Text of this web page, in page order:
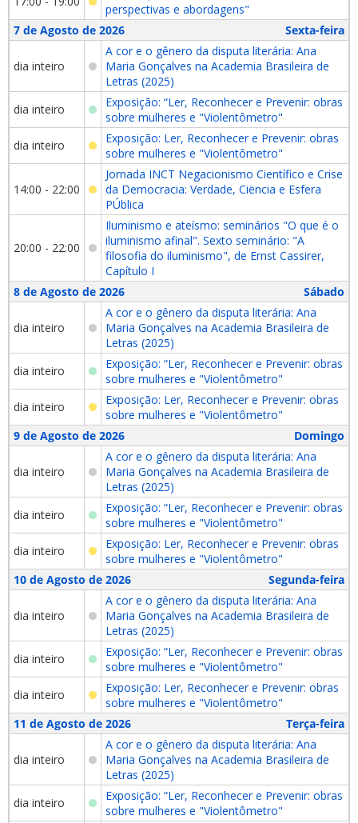
perspectivas e abordagens"
7 de Agosto de 2026
Sexta-feira
dia inteiro
A cor e o gênero da disputa literária: Ana
Maria Gonçalves na Academia Brasileira de
Letras (2025)
dia inteiro
Exposição: “Ler, Reconhecer e Prevenir: obras
sobre mulheres e "Violentômetro"
dia inteiro
Exposição: Ler, Reconhecer e Prevenir: obras
sobre mulheres e "Violentômetro"
14:00 - 22:00
Jornada INCT Negacionismo Científico e Crise
da Democracia: Verdade, Ciëncia e Esfera
PÚblica
20:00 - 22:00
Iluminismo e ateísmo: seminários "O que é o
iluminismo afinal". Sexto seminário: "A
filosofia do iluminismo", de Ernst Cassirer,
Capítulo I
8 de Agosto de 2026
Sábado
dia inteiro
A cor e o gênero da disputa literária: Ana
Maria Gonçalves na Academia Brasileira de
Letras (2025)
dia inteiro
Exposição: “Ler, Reconhecer e Prevenir: obras
sobre mulheres e "Violentômetro"
dia inteiro
Exposição: Ler, Reconhecer e Prevenir: obras
sobre mulheres e "Violentômetro"
9 de Agosto de 2026
Domingo
dia inteiro
A cor e o gênero da disputa literária: Ana
Maria Gonçalves na Academia Brasileira de
Letras (2025)
dia inteiro
Exposição: “Ler, Reconhecer e Prevenir: obras
sobre mulheres e "Violentômetro"
dia inteiro
Exposição: Ler, Reconhecer e Prevenir: obras
sobre mulheres e "Violentômetro"
10 de Agosto de 2026
Segunda-feira
dia inteiro
A cor e o gênero da disputa literária: Ana
Maria Gonçalves na Academia Brasileira de
Letras (2025)
dia inteiro
Exposição: “Ler, Reconhecer e Prevenir: obras
sobre mulheres e "Violentômetro"
dia inteiro
Exposição: Ler, Reconhecer e Prevenir: obras
sobre mulheres e "Violentômetro"
11 de Agosto de 2026
Terça-feira
dia inteiro
A cor e o gênero da disputa literária: Ana
Maria Gonçalves na Academia Brasileira de
Letras (2025)
dia inteiro
Exposição: “Ler, Reconhecer e Prevenir: obras
sobre mulheres e "Violentômetro"